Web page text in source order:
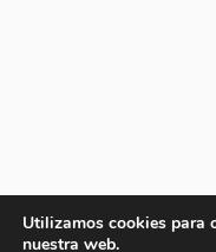
Utilizamos cookies para
nuestra web.